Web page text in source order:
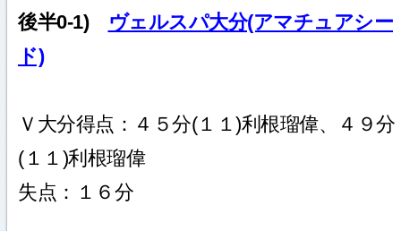
後半0-1) ヴェルスパ大分(アマチュアシー
ド)
Ｖ大分得点：４５分(１１)利根瑠偉、４９分
(１１)利根瑠偉
失点：１６分